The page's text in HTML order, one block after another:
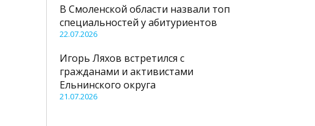
В Смоленской области назвали топ
специальностей у абитуриентов
22.07.2026
Игорь Ляхов встретился с
гражданами и активистами
Ельнинского округа
21.07.2026